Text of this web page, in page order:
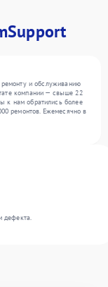
и обслуживанию
компании — свыше 22
к нам обратились более
ремонтов. Ежемесячно в
, . Мы беремся за задачи
благодаря
дефекта.